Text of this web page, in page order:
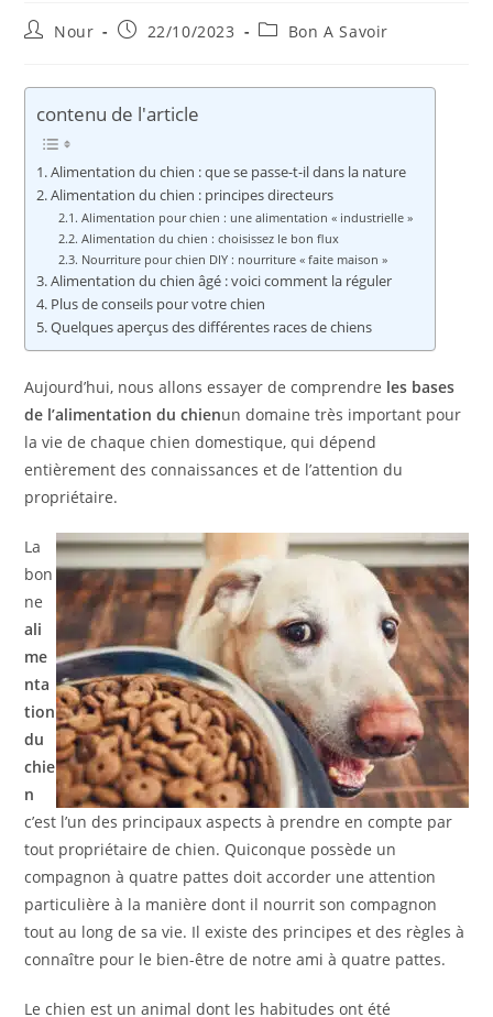
Auteur/autrice
publication :
Nour
Publication
22/10/2023
PostBon A Savoir
contenu de l'article
Alimentation du chien : que se passe-t-il dans la nature
Alimentation du chien : principes directeurs
Alimentation pour chien : une alimentation « industrielle »
Alimentation du chien : choisissez le bon flux
Nourriture pour chien DIY : nourriture « faite maison »
Alimentation du chien âgé : voici comment la réguler
Plus de conseils pour votre chien
Quelques aperçus des différentes races de chiens
Aujourd’hui, nous allons essayer de comprendre les bases
de l’alimentation du chienun domaine très important pour
la vie de chaque chien domestique, qui dépend
entièrement des connaissances et de l’attention du
propriétaire.
La
bon
ne
ali
me
nta
tion
du
chie
n
c’est l’un des principaux aspects à prendre en compte par
tout propriétaire de chien. Quiconque possède un
compagnon à quatre pattes doit accorder une attention
particulière à la manière dont il nourrit son compagnon
tout au long de sa vie. Il existe des principes et des règles à
connaître pour le bien-être de notre ami à quatre pattes.
Le chien est un animal dont les habitudes ont été